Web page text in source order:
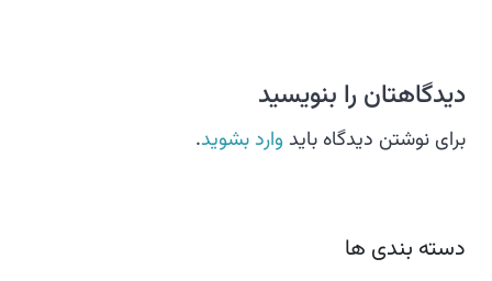
دیدگاهتان را بنویسید
برای نوشتن دیدگاه باید وارد بشوید.
دسته بندی ها